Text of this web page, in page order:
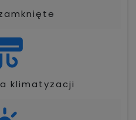
klimatyzacji